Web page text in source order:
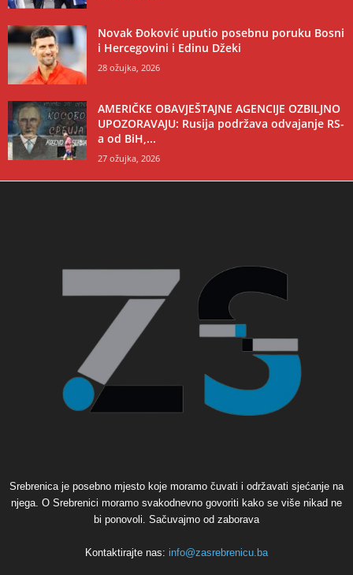
Novak Đoković uputio posebnu poruku Bosni
i Hercegovini i Edinu Džeki
28 ožujka, 2026
AMERIČKE OBAVJEŠTAJNE AGENCIJE OZBILJNO
UPOZORAVAJU: Rusija podržava odvajanje RS-
a od BiH,...
27 ožujka, 2026
Srebrenica je posebno mjesto koje moramo čuvati i održavati sjećanje na
njega. O Srebrenici moramo svakodnevno govoriti kako se više nikad ne
bi ponovoli. Sačuvajmo od zaborava
Kontaktirajte nas: info@zasrebrenicu.ba